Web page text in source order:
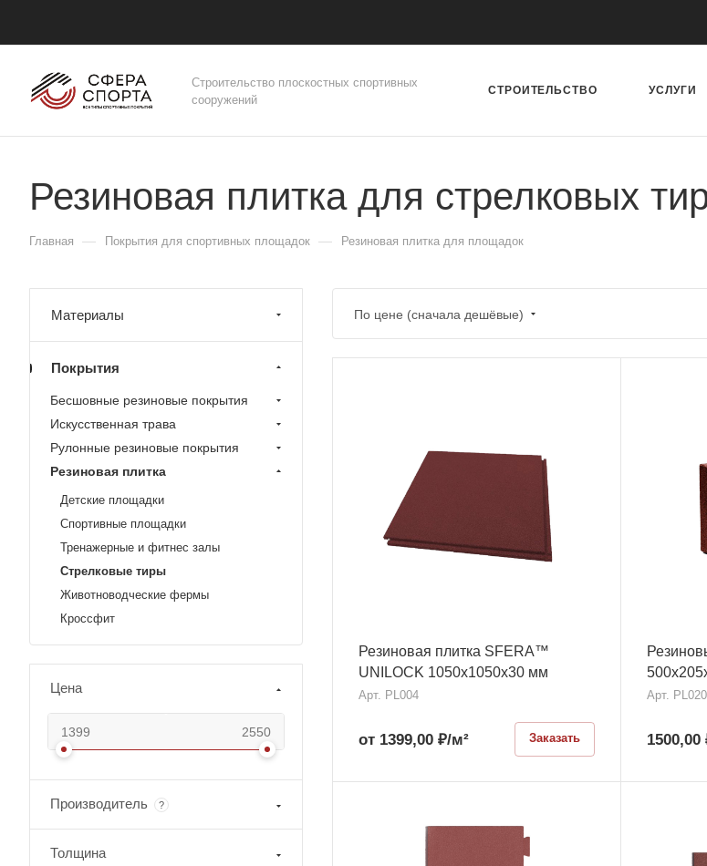
Строительство плоскостных спортивных
сооружений
СТРОИТЕЛЬСТВО УСЛУГИ
Резиновая плитка для стрелковых
Главная — Покрытия для спортивных площадок — Резиновая плитка для площадок
По цене (сначала дешёвые)
Резиновая плитка SFERA™
UNILOCK 1050x1050x30 мм
Арт. PL004
от 1399,00 ₽/м² Заказать
Арт. PL020
1500,00
Материалы
Покрытия
Бесшовные резиновые покрытия
Искусственная трава
Рулонные резиновые покрытия
Резиновая плитка
Детские площадки
Спортивные площадки
Тренажерные и фитнес залы
Стрелковые тиры
Животноводческие фермы
Кроссфит
Цена
Производитель ?
Толщина